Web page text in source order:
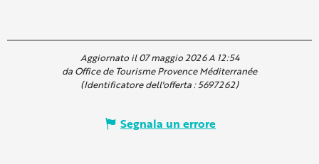
Aggiornato il 07 maggio 2026 A 12:54
da Office de Tourisme Provence Méditerranée
(Identificatore dell'offerta :5697262)
Segnala un errore